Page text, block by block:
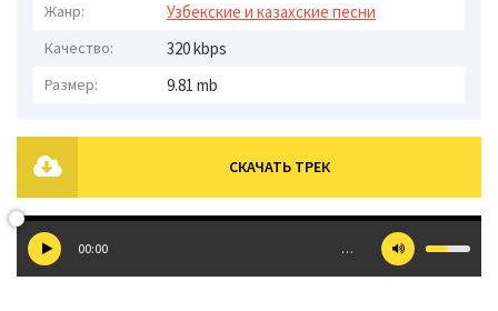
Жанр: Узбекские и казахские песни
Качество: 320 kbps
Размер: 9.81 mb
СКАЧАТЬ ТРЕК
00:00 …